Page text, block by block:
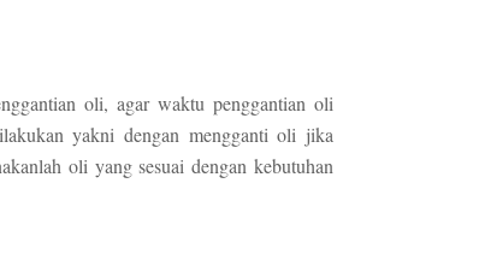
oli, agar waktu penggantian oli
yakni dengan mengganti oli jika
oli yang sesuai dengan kebutuhan